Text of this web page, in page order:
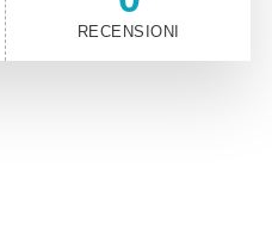
RECENSIONI